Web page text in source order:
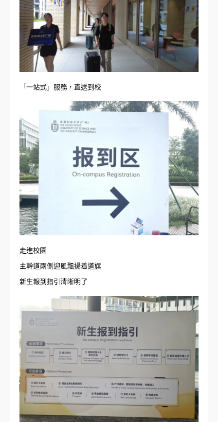
「一站式」服務，直送到校
走進校園
主幹道兩側迎風飄揚着道旗
新生報到指引清晰明了